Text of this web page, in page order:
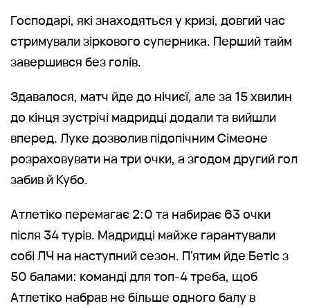
Господарі, які знаходяться у кризі, довгий час
стримували зіркового суперника. Перший тайм
завершився без голів.
Здавалося, матч йде до нічиєї, але за 15 хвилин
до кінця зустрічі мадридці додали та вийшли
вперед. Луке дозволив підопічним Сімеоне
розраховувати на три очки, а згодом другий гол
забив й Кубо.
Атлетіко перемагає 2:0 та набирає 63 очки
після 34 турів. Мадридці майже гарантували
собі ЛЧ на наступний сезон. П'ятим йде Бетіс з
50 балами: команді для топ-4 треба, щоб
Атлетіко набрав не більше одного балу в